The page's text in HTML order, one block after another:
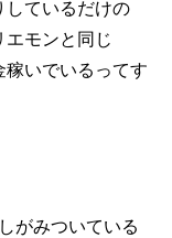
しているだけの
エモンと同じ
稼いでいるってす
がみついている